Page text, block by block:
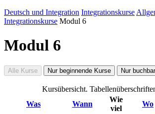
Deutsch und Integration Integrationskurse
Integrationskurse Modul 6
Modul 6
Alle Kurse Nur beginnende Kurse Nur
Kursübersicht.
Was
Wann
Wie
viel
Wo